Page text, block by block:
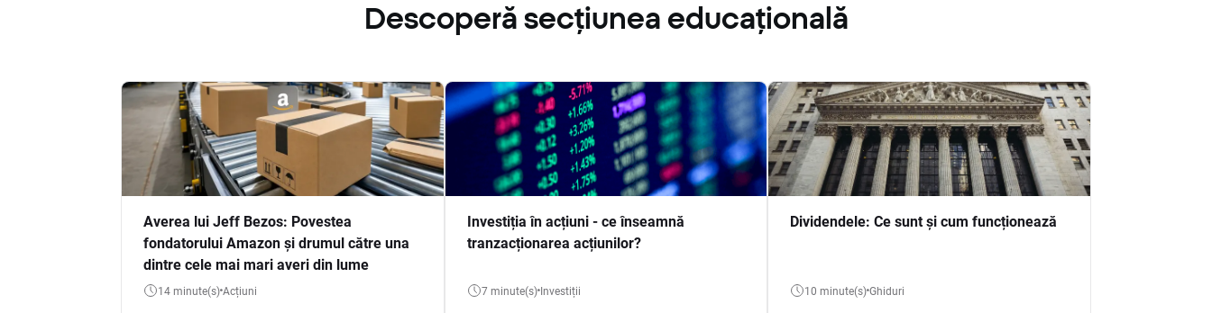
Descoperă secțiunea educațională
Averea lui Jeff Bezos: Povestea
fondatorului Amazon și drumul către una
dintre cele mai mari averi din lume
14 minute(s) Acțiuni
Investiția în acțiuni - ce înseamnă
tranzacționarea acțiunilor?
7 minute(s) Investiții
Dividendele: Ce sunt și cum funcționează
10 minute(s) Ghiduri